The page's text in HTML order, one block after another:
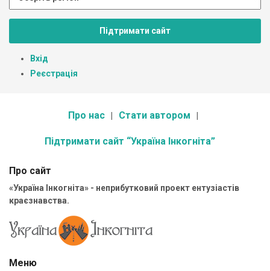
Підтримати сайт
Вхід
Реєстрація
Про нас Стати автором
Підтримати сайт “Україна Інкогніта”
Про сайт
«Україна Інкогніта» - неприбутковий проект ентузіастів
краєзнавства.
Меню